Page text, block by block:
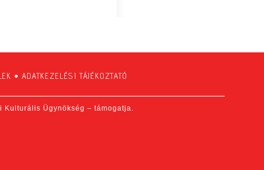
• ADATKEZELÉSI TÁJÉKOZTATÓ
Kulturális Ügynökség – támogatja.